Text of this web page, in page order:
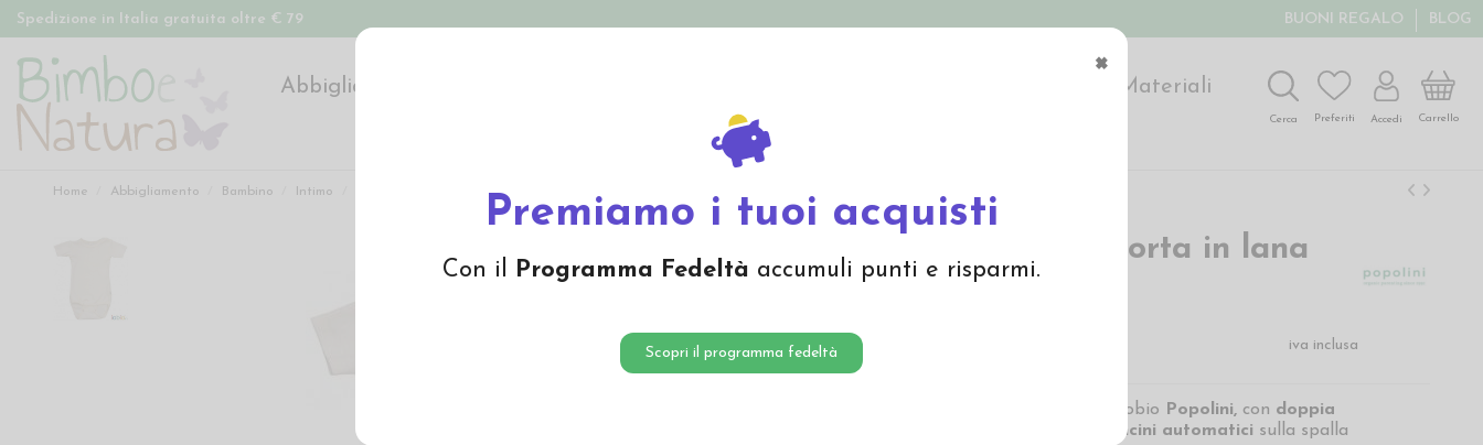
×
Premiamo i tuoi acquisti
Con il Programma Fedeltà accumuli punti e risparmi.
Scopri il programma fedeltà
Spedizione in Italia gratuita oltre € 79 BUONI REGALO BLOG
Abbigliamento
Materiali
Offerte
Cerca Preferiti Accedi Carrello
Home Abbigliamento Bambino Intimo Body a manica corta in lana seta Iobio
Body a manica corta in lana
seta Iobio
iva inclusa
di Iobio Popolini, con doppia
e bottoncini automatici sulla spalla